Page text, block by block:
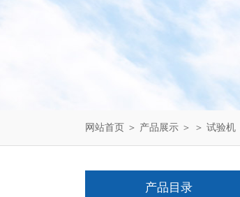
网站首页 ＞ 产品展示 ＞ ＞ 试验机
产品目录